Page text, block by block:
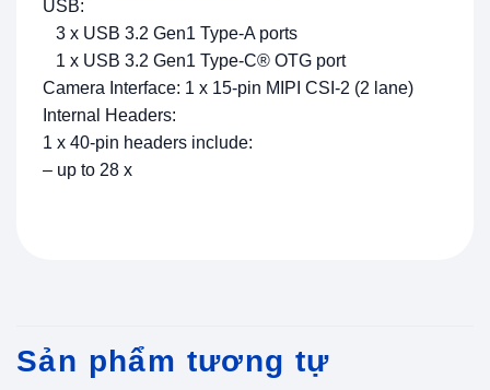
USB:
3 x USB 3.2 Gen1 Type-A ports
1 x USB 3.2 Gen1 Type-C® OTG port
Camera Interface: 1 x 15-pin MIPI CSI-2 (2 lane)
Internal Headers:
1 x 40-pin headers include:
– up to 28 x
Sản phẩm tương tự